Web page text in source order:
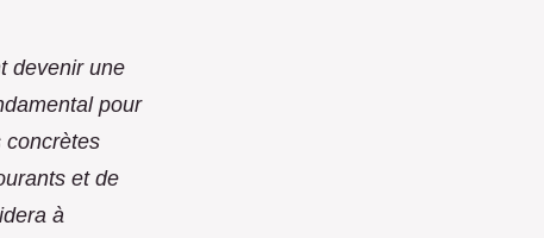
devenir une
pour
concrètes
et de
à